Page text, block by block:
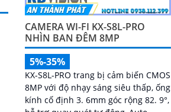
CAMERA WI-FI KX-S8L-PRO
NHÌN BAN ĐÊM 8MP
5%-35%
KX-S8L-PRO trang bị cảm biến CMOS
8MP với độ nhạy sáng siêu thấp, ống
kính cố định 3. 6mm góc rộng 82. 9°,